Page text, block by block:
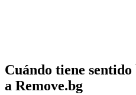
Cuándo tiene
a Remove.bg